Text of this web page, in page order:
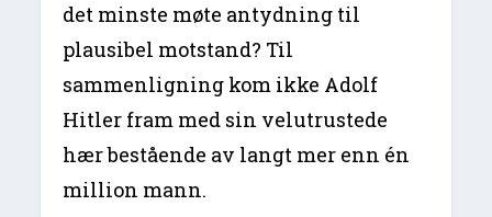
det minste møte antydning til
plausibel motstand? Til
sammenligning kom ikke Adolf
Hitler fram med sin velutrustede
hær bestående av langt mer enn én
million mann.